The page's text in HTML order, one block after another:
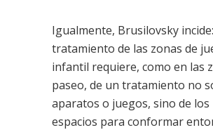
Igualmente, Brusilovsky
tratamiento de las zonas de
infantil requiere, como en las
paseo, de un tratamiento no
aparatos o juegos, sino de los
espacios para conformar